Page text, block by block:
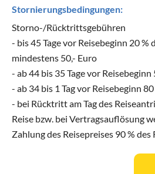
Stornierungsbedingungen:
Storno-/Rücktrittsgebühren
- bis 45 Tage vor Reisebeginn 20 %
mindestens 50,- Euro
- ab 44 bis 35 Tage vor Reisebeginn
- ab 34 bis 1 Tag vor Reisebeginn
- bei Rücktritt am Tag des
Reise bzw. bei Vertragsauflösung
Zahlung des Reisepreises 90 % des